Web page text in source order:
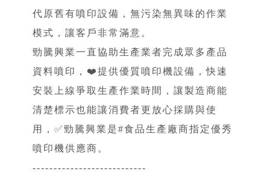
代原舊有噴印設備，無污染無異味的作業
模式，讓客戶非常滿意。
勁騰興業一直協助生產業者完成眾多產品
資料噴印，❤️提供優質噴印機設備，快速
安裝上線爭取生產作業時間，讓製造商能
清楚標示也能讓消費者更放心採購與使
用，✅勁騰興業是#食品生產廠商指定優秀
噴印機供應商。
---------------------------